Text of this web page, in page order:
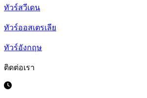
ทัวร์สวีเดน
ทัวร์ออสเตรเลีย
ทัวร์อังกฤษ
ติดต่อเรา